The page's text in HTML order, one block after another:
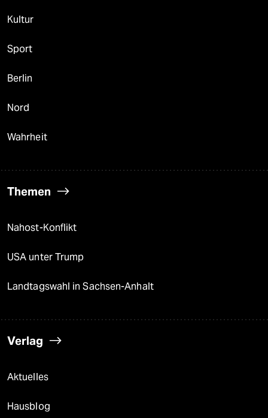
Kultur
Sport
Berlin
Nord
Wahrheit
Themen
Nahost-Konflikt
USA unter Trump
Landtagswahl in Sachsen-Anhalt
Verlag
Aktuelles
Hausblog